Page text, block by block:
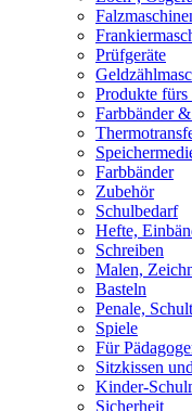
Prüfgeräte
Produkte
Farbbänder
Farbbänder
Zubehör
Schulbedarf
Hefte,
Schreiben
Malen,
Basteln
Penale,
Spiele
Für
Sitzkissen
Kinder-
Sicherheit